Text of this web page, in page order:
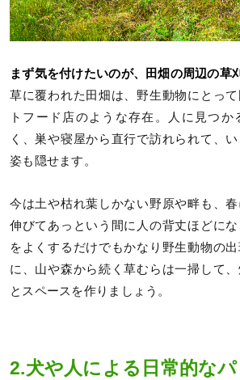
まず気を付けたいのが、田畑の周辺の草
草に覆われた田畑は、野生動物にとっ
トフード店のような存在。人に見つか
く、巣や寝屋から直行で訪れられて、
姿も隠せます。
今は土や枯れ葉しかない野原や畔も、
伸びてあっという間に人の背丈ほどに
をよくするだけでもかなり野生動物の
に、山や森から続く草むらは一掃して
とスペースを作りましょう。
2.犬や人による日常的な